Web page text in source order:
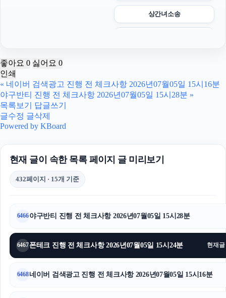
상간녀소송
재산분할소송
이혼변호사
이혼변호사
좋아요 0 싫어요 0
인쇄
« 네이버 검색광고 진행 전 체크사항 2026년07월05일 15시16분
야구반티 진행 전 체크사항 2026년07월05일 15시28분 »
목록보기
답글쓰기
글수정 글삭제
Powered by KBoard
현재 글이 속한 목록 페이지 글 미리보기
432페이지 · 15개 기준
6466야구반티 진행 전 체크사항 2026년07월05일 15시28분
6467폰테크 진행 전 체크사항 2026년07월05일 15시24분 현재글
6468네이버 검색광고 진행 전 체크사항 2026년07월05일 15시16분